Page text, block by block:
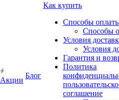
Акции
Блог
Как купить
Способы
Способы
Условия
Условия
Гарантия и
Политика
соглашение